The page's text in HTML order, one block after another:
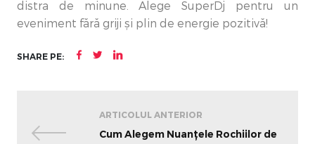
distra de minune. Alege SuperDj pentru un
eveniment fără griji și plin de energie pozitivă!
SHARE PE:
ARTICOLUL ANTERIOR
Cum Alegem Nuanțele Rochiilor de